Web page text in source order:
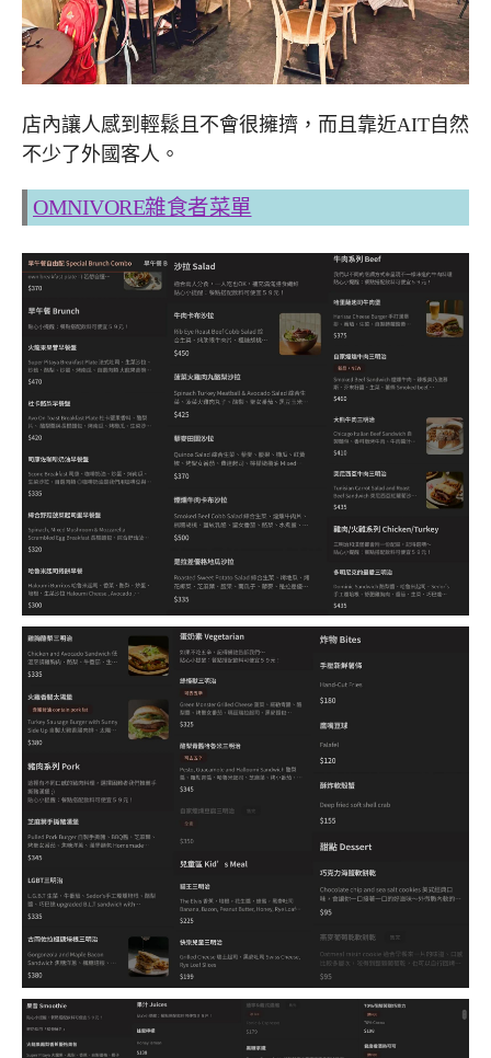
店內讓人感到輕鬆且不會很擁擠，而且靠近AIT自然
不少了外國客人。
OMNIVORE雜食者菜單